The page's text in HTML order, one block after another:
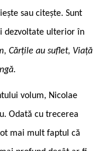
sau citește. Sunt
dezvoltate ulterior în
Cărțile au suflet, Viață
volum, Nicolae
Odată cu trecerea
mai mult faptul că